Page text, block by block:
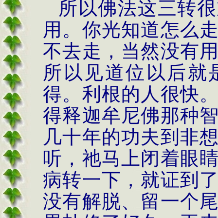
所以佛法这三转
用。你光知道怎么
不去走，当然没有
所以见道位以后就
得。利根的人很快
得释迦牟尼佛那种
几十年的功夫到非
听，祂马上闭着眼
病转一下，就证到
没有解脱、留一个